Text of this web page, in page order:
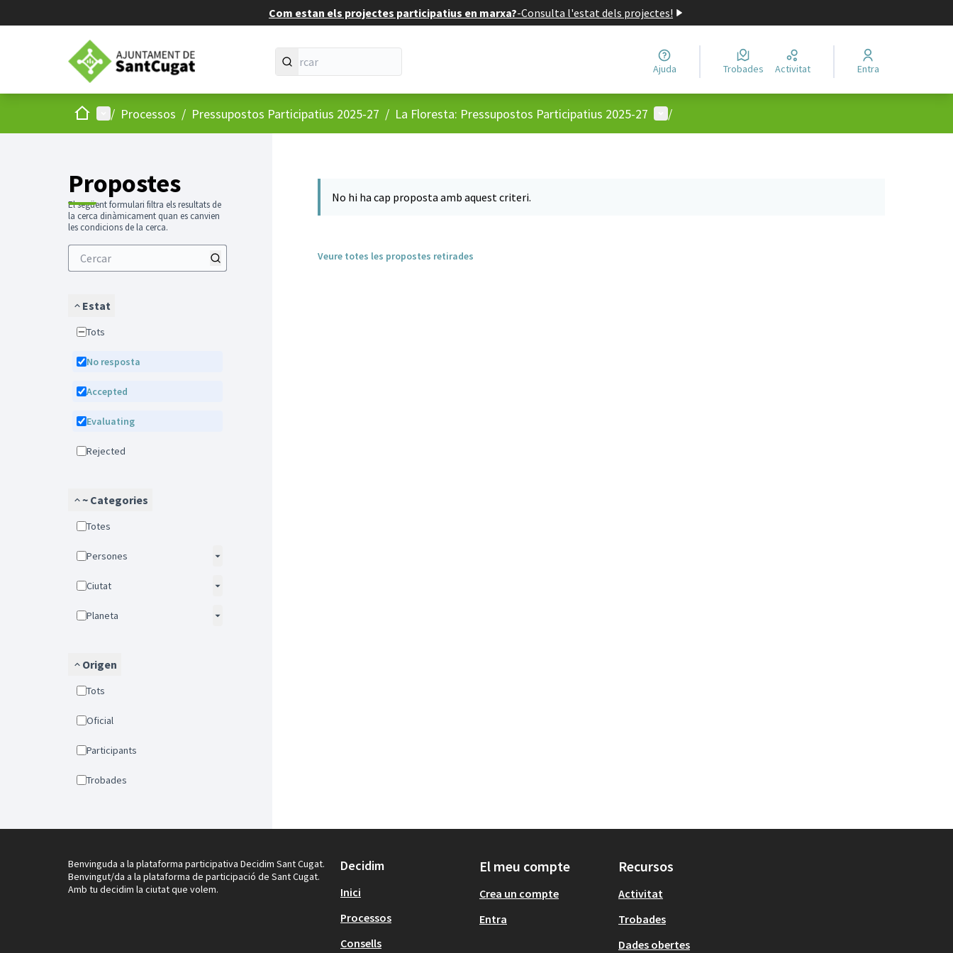
Com estan els projectes participatius en marxa?-Consulta l'estat dels projectes!
Ajuda Trobades Activitat Entra
Inici Menú principal
/ Processos / Pressupostos Participatius 2025-27 / La Floresta: Pressupostos Participatius 2025-27 Menú d'usuari
/
Propostes
El següent formulari filtra els resultats de
la cerca dinàmicament quan es canvien
les condicions de la cerca.
Estat
Tots
No resposta
Accepted
Evaluating
Rejected
~ Categories
Totes
Persones
Ciutat
Planeta
Origen
Tots
Oficial
Participants
Trobades
No hi ha cap proposta amb aquest criteri.
Veure totes les propostes retirades
Benvinguda a la plataforma participativa Decidim Sant Cugat.
Benvingut/da a la plataforma de participació de Sant Cugat.
Amb tu decidim la ciutat que volem.
Decidim
Inici
Processos
Consells
El meu compte
Crea un compte
Entra
Recursos
Activitat
Trobades
Dades obertes